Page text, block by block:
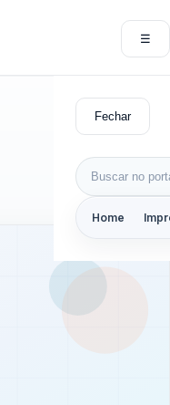
☰
Fechar
Buscar por:
Home